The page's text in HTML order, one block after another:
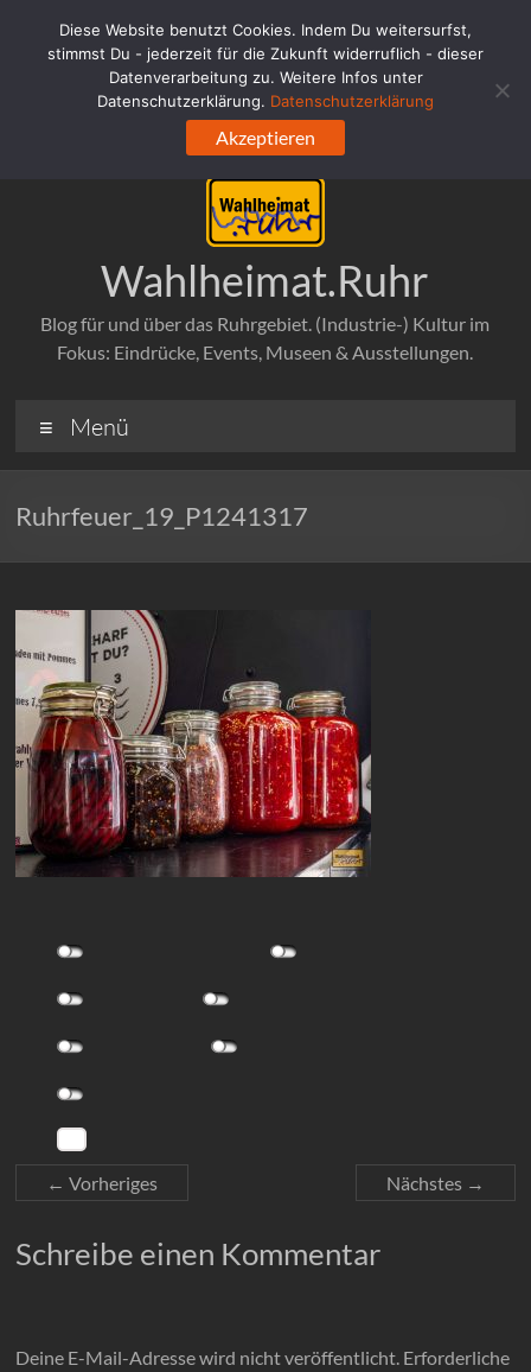
springen
Wahlheimat.Ruhr
Blog für und über das Ruhrgebiet. (Industrie-) Kultur im
Fokus: Eindrücke, Events, Museen & Ausstellungen.
Menü
Ruhrfeuer_19_P1241317
← Vorheriges Nächstes →
Schreibe einen Kommentar
Deine E-Mail-Adresse wird nicht veröffentlicht. Erforderliche
Diese Website benutzt Cookies. Indem Du weitersurfst,
stimmst Du - jederzeit für die Zukunft widerruflich - dieser
Datenverarbeitung zu. Weitere Infos unter
Datenschutzerklärung. Datenschutzerklärung
Akzeptieren